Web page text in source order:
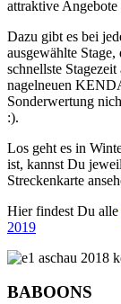
attraktive
Dazu gibt es bei
ausgewählte
schnellste
nagelneuen
Sonderwertung
:).
Los geht es in
ist, kannst Du
Streckenkarte
Hier findest Du alle
2019
BABOONS